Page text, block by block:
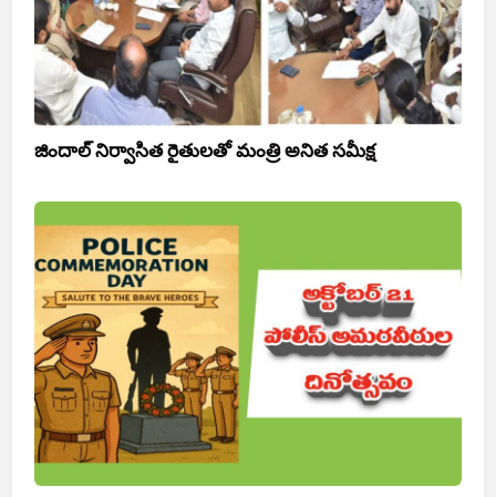
జిందాల్ నిర్వాసిత రైతులతో మంత్రి అనిత సమీక్ష